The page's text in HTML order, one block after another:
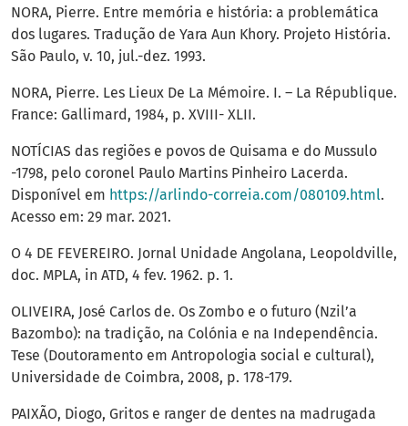
NORA, Pierre. Entre memória e história: a problemática
dos lugares. Tradução de Yara Aun Khory. Projeto História.
São Paulo, v. 10, jul.-dez. 1993.
NORA, Pierre. Les Lieux De La Mémoire. I. – La République.
France: Gallimard, 1984, p. XVIII- XLII.
NOTÍCIAS das regiões e povos de Quisama e do Mussulo
-1798, pelo coronel Paulo Martins Pinheiro Lacerda.
Disponível em https://arlindo-correia.com/080109.html.
Acesso em: 29 mar. 2021.
O 4 DE FEVEREIRO. Jornal Unidade Angolana, Leopoldville,
doc. MPLA, in ATD, 4 fev. 1962. p. 1.
OLIVEIRA, José Carlos de. Os Zombo e o futuro (Nzil’a
Bazombo): na tradição, na Colónia e na Independência.
Tese (Doutoramento em Antropologia social e cultural),
Universidade de Coimbra, 2008, p. 178-179.
PAIXÃO, Diogo, Gritos e ranger de dentes na madrugada